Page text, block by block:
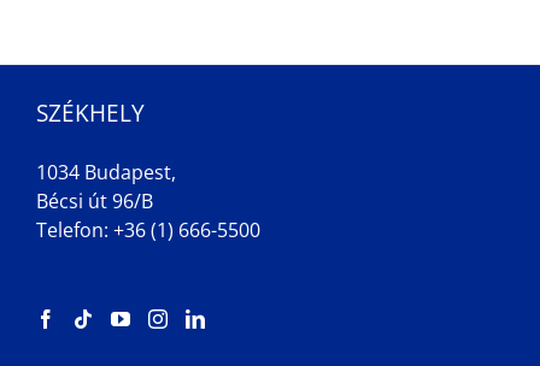
SZÉKHELY
1034 Budapest,
Bécsi út 96/B
Telefon: +36 (1) 666-5500